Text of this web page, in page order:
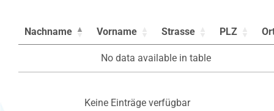
Nachname Vorname Strasse PLZ
No data available in table
Keine Einträge verfügbar